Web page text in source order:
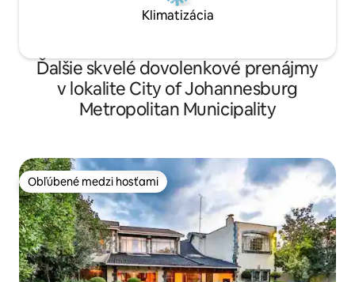
Klimatizácia
Ďalšie skvelé dovolenkové prenájmy
v lokalite City of Johannesburg
Metropolitan Municipality
Obľúbené medzi hosťami
Obľúbené medzi hosťami